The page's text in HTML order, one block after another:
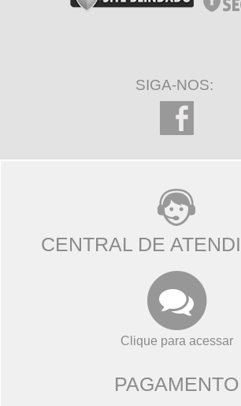
SIGA-NOS:
CENTRAL DE
Clique para acessar
PAGAMENTO